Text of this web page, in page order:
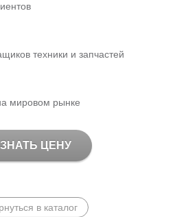
техники и запчастей
мировом рынке
ЦЕНУ
в каталог